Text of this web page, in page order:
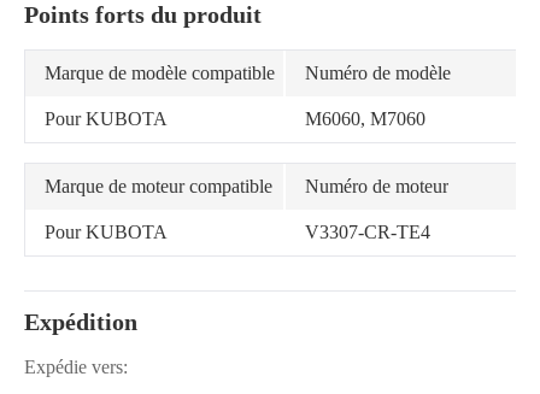
Points forts du produit
Marque de modèle compatible Numéro de modèle
Pour KUBOTA M6060, M7060
Marque de moteur compatible Numéro de moteur
Pour KUBOTA V3307-CR-TE4
Expédition
Expédie vers: